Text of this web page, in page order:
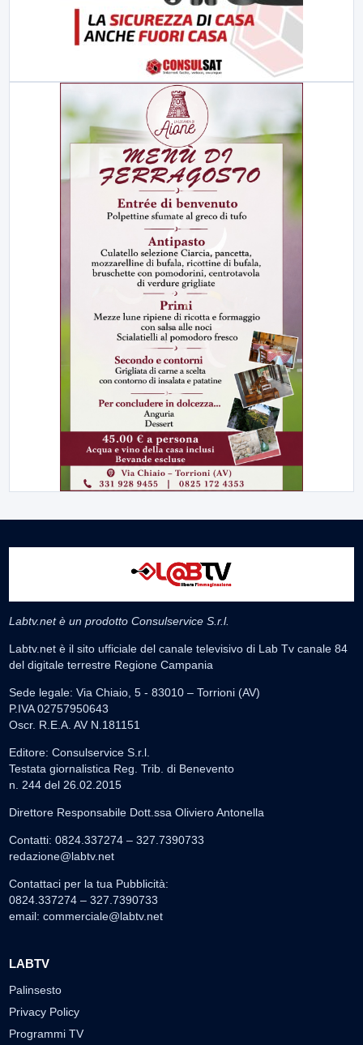
Labtv.net è un prodotto Consulservice S.r.l.
Labtv.net è il sito ufficiale del canale televisivo di Lab Tv canale 84
del digitale terrestre Regione Campania
Sede legale: Via Chiaio, 5 - 83010 – Torrioni (AV)
P.IVA 02757950643
Oscr. R.E.A. AV N.181151
Editore: Consulservice S.r.l.
Testata giornalistica Reg. Trib. di Benevento
n. 244 del 26.02.2015
Direttore Responsabile Dott.ssa Oliviero Antonella
Contatti: 0824.337274 – 327.7390733
redazione@labtv.net
Contattaci per la tua Pubblicità:
0824.337274 – 327.7390733
email: commerciale@labtv.net
LABTV
Palinsesto
Privacy Policy
Programmi TV